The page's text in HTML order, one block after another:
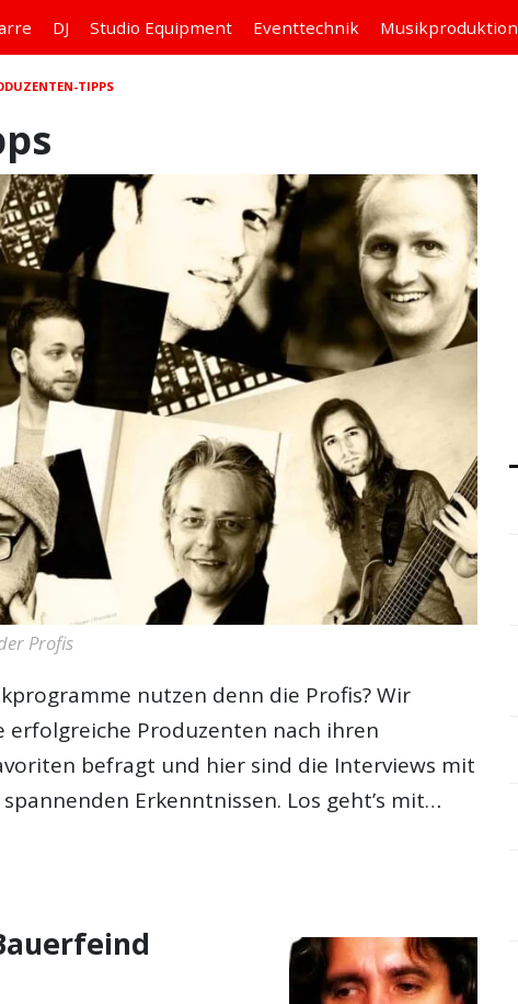
DJ Studio Equipment Eventtechnik Musikproduktion
TIPPS
Profis
nutzen denn die Profis? Wir
erfolgreiche Produzenten nach ihren
befragt und hier sind die Interviews mit
Erkenntnissen. Los geht’s mit…